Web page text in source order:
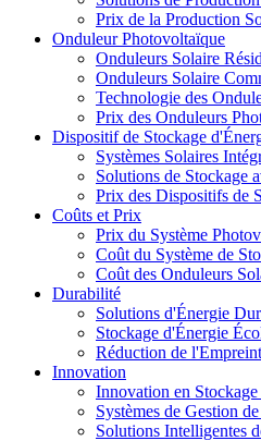
Prix de la Production
Onduleur Photovoltaïque
Onduleurs Solaire
Onduleurs Solaire
Technologie des
Prix des Onduleurs
Dispositif de Stockage
Systèmes Solaires
Solutions de Stockage
Prix des Dispositifs de
Coûts et Prix
Prix du Système
Coût du Système de
Coût des Onduleurs
Durabilité
Solutions d'Énergie
Stockage d'Énergie
Réduction de
Innovation
Innovation en
Systèmes de Gestion
Solutions Intelligentes